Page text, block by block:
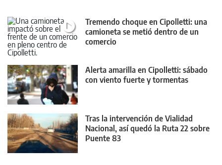
Tremendo choque en Cipolletti: una
camioneta se metió dentro de un
comercio
Alerta amarilla en Cipolletti: sábado
con viento fuerte y tormentas
Tras la intervención de Vialidad
Nacional, así quedó la Ruta 22 sobre
Puente 83